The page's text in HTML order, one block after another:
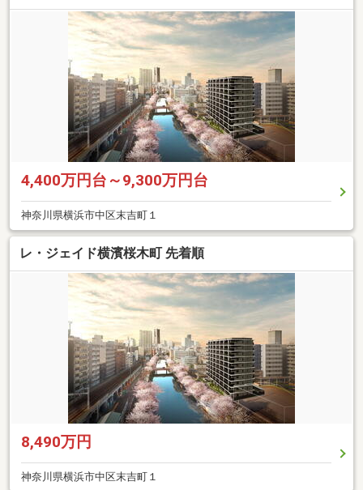
4,400万円台～9,300万円台
神奈川県横浜市中区末吉町１
レ・ジェイド横濱桜木町 先着順
8,490万円
神奈川県横浜市中区末吉町１